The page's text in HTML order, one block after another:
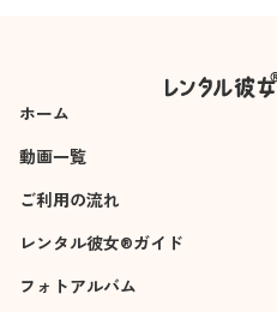
ホーム
動画一覧
ご利用の流れ
レンタル彼女®ガイド
フォトアルバム